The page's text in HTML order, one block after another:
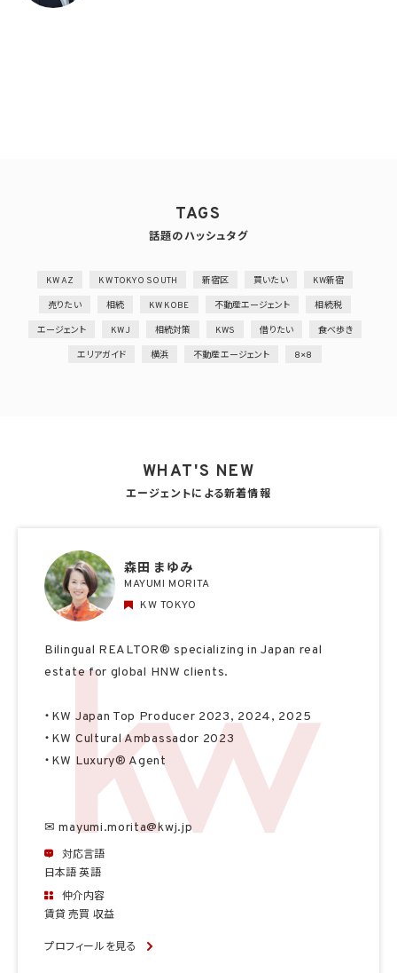
TAGS
話題のハッシュタグ
KW AZ KW TOKYO SOUTH 新宿区 買いたい KW新宿
売りたい 相続 KW KOBE 不動産エージェント 相続税
エージェント KWJ 相続対策 KWS 借りたい 食べ歩き
エリアガイド 横浜 不動産エージェント 8×8
WHAT'S NEW
エージェントによる新着情報
森田 まゆみ
MAYUMI MORITA
KW TOKYO
Bilingual REALTOR® specializing in Japan real
estate for global HNW clients.
・KW Japan Top Producer 2023, 2024, 2025
・KW Cultural Ambassador 2023
・KW Luxury® Agent
✉ mayumi.morita@kwj.jp
対応言語
日本語 英語
仲介内容
賃貸 売買 収益
プロフィールを見る